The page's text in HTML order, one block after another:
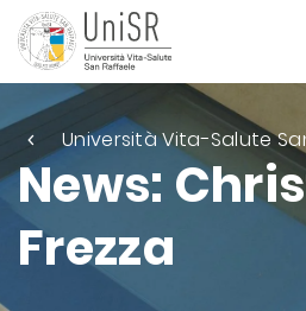
Università Vita-Salute
News:
Frezza